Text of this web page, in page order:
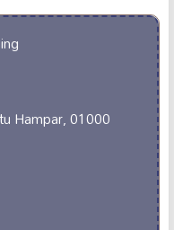
Hampar, 01000